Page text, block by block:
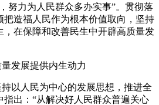
努力为人民群众多办实事”。贯彻落
把造福人民作为根本价值取向，坚持
，在保障和改善民生中开辟高质量发
发展提供内生动力
以人民为中心的发展思想，推进全
出：“从解决好人民群众普遍关心